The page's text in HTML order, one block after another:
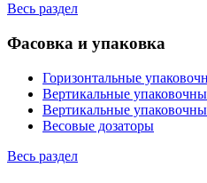
Весь раздел
Фасовка и упаковка
Горизонтальные
Вертикальные
Вертикальные
Весовые дозаторы
Весь раздел